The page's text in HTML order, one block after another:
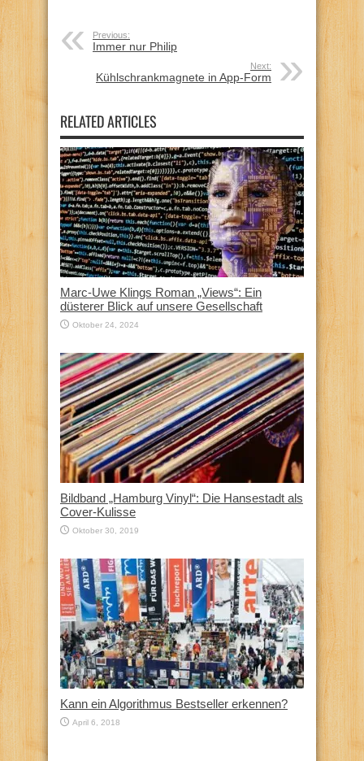
Previous:
Immer nur Philip
Next:
Kühlschrankmagnete in App-Form
RELATED ARTICLES
Marc-Uwe Klings Roman „Views“: Ein
düsterer Blick auf unsere Gesellschaft
Oktober 24, 2024
Bildband „Hamburg Vinyl“: Die Hansestadt als
Cover-Kulisse
Oktober 30, 2019
Kann ein Algorithmus Bestseller erkennen?
April 6, 2018